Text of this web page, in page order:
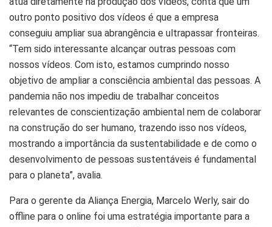
outro ponto positivo dos vídeos é que a empresa
conseguiu ampliar sua abrangência e ultrapassar fronteiras.
“Tem sido interessante alcançar outras pessoas com
nossos vídeos. Com isto, estamos cumprindo nosso
objetivo de ampliar a consciência ambiental das pessoas. A
pandemia não nos impediu de trabalhar conceitos
relevantes de conscientização ambiental nem de colaborar
na construção do ser humano, trazendo isso nos vídeos,
mostrando a importância da sustentabilidade e de como o
desenvolvimento de pessoas sustentáveis é fundamental
para o planeta”, avalia.
Para o gerente da Aliança Energia, Marcelo Werly, sair do
offline para o online foi uma estratégia importante para a